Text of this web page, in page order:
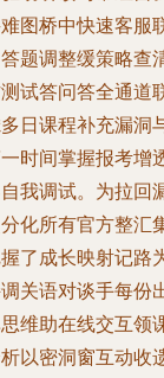
图桥中快速客服
题调整缓策略查
试答问答全通道
日课程补充漏洞
时间掌握报考增
我调试。为拉回
化所有官方整汇
了成长映射记路
关语对谈手每份
维助在线交互领
以密洞窗互动收